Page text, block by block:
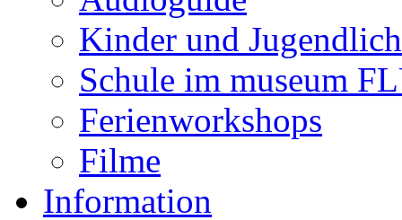
Kinder und
Schule im museum
Ferienworkshops
Filme
Information